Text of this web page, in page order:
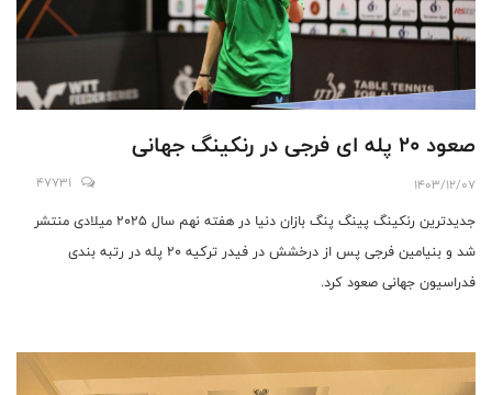
صعود ۲۰ پله ای فرجی در رنکینگ جهانی
1403/12/07
47731
جدیدترین رنکینگ پینگ پنگ بازان دنیا در هفته نهم سال ۲۰۲۵ میلادی منتشر
شد و بنیامین فرجی پس از درخشش در فیدر ترکیه ۲۰ پله در رتبه بندی
فدراسیون جهانی صعود کرد.